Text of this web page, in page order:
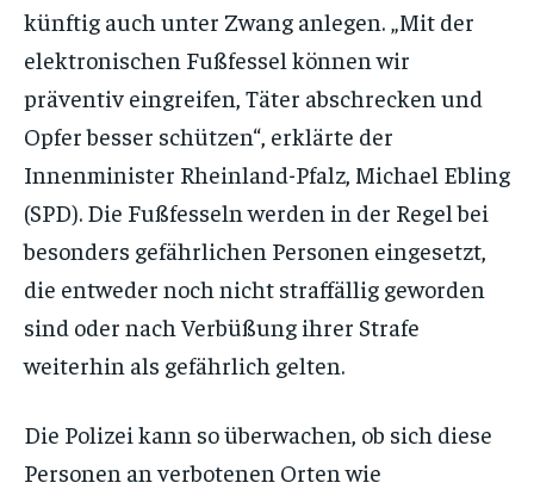
künftig auch unter Zwang anlegen. „Mit der
elektronischen Fußfessel können wir
präventiv eingreifen, Täter abschrecken und
Opfer besser schützen“, erklärte der
Innenminister Rheinland-Pfalz, Michael Ebling
(SPD). Die Fußfesseln werden in der Regel bei
besonders gefährlichen Personen eingesetzt,
die entweder noch nicht straffällig geworden
sind oder nach Verbüßung ihrer Strafe
weiterhin als gefährlich gelten.
Die Polizei kann so überwachen, ob sich diese
Personen an verbotenen Orten wie